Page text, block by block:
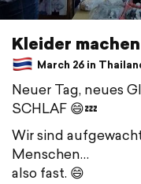
Kleider
March 26 in
Neuer Tag, neues
SCHLAF 😄💤
Wir sind
Menschen…
also fast. 😄